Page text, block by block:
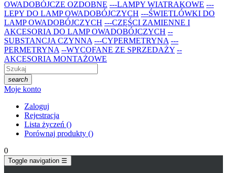
OWADOBÓJCZE OZDOBNE ---LAMPY WIATRAKOWE ---
LEPY DO LAMP OWADOBÓJCZYCH ---ŚWIETLÓWKI DO
LAMP OWADOBÓJCZYCH ---CZĘŚCI ZAMIENNE I
AKCESORIA DO LAMP OWADOBÓJCZYCH --
SUBSTANCJA CZYNNA ---CYPERMETRYNA ---
PERMETRYNA --WYCOFANE ZE SPRZEDAŻY --
AKCESORIA MONTAŻOWE
search
Moje konto
Zaloguj
Rejestracja
Lista życzeń ()
Porównaj produkty ()
0
Toggle navigation ☰